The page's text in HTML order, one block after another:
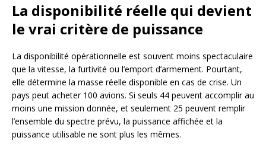
La disponibilité réelle qui devient
le vrai critère de puissance
La disponibilité opérationnelle est souvent moins spectaculaire
que la vitesse, la furtivité ou l’emport d’armement. Pourtant,
elle détermine la masse réelle disponible en cas de crise. Un
pays peut acheter 100 avions. Si seuls 44 peuvent accomplir au
moins une mission donnée, et seulement 25 peuvent remplir
l’ensemble du spectre prévu, la puissance affichée et la
puissance utilisable ne sont plus les mêmes.